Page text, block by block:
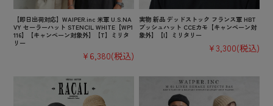
【即日出荷対応】WAIPER.inc 米軍 U.S.NA
VY セーラーハット STENCIL WHITE【WP1
116】【キャンペーン対象外】【T】ミリタ
リー
¥6,380(税込)
実物 新品 デッドストック フランス軍 HBT
ブッシュハット CCEカモ【キャンペーン対
象外】【I】ミリタリー
¥3,300(税込)